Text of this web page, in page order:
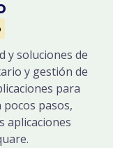
y soluciones de
y gestión de
para
pocos pasos,
aplicaciones